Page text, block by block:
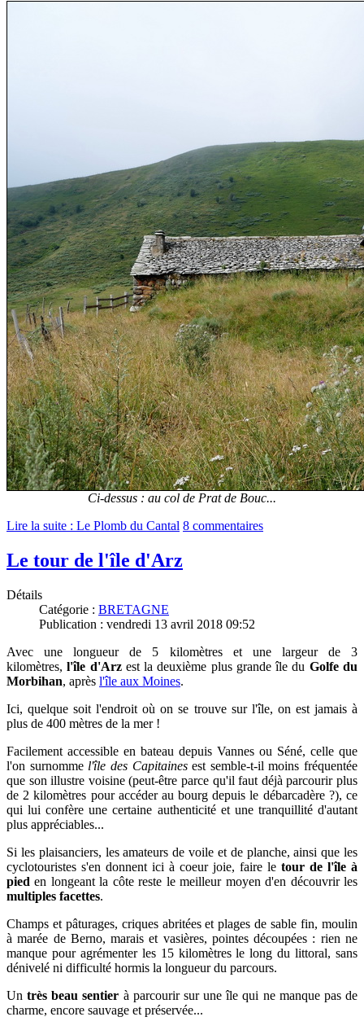
Ci-dessus : au col de Prat de Bouc...
Lire la suite : Le Plomb du Cantal 8 commentaires
Le tour de l'île d'Arz
Détails
Catégorie : BRETAGNE
Publication : vendredi 13 avril 2018 09:52
Avec une longueur de 5 kilomètres et une largeur de 3
kilomètres,l'île d'Arzest la deuxième plus grande île du Golfe du
Morbihan, après l'île aux Moines.
Ici, quelque soit l'endroit où on se trouve sur l'île, on est jamais à
plus de 400 mètres de la mer !
Facilement accessible en bateau depuis Vannes ou Séné, celle que
l'on surnomme l'île des Capitainesest semble-t-il moins fréquentée
que son illustre voisine (peut-être parce qu'il faut déjà parcourir plus
de 2 kilomètres pour accéder au bourg depuis le débarcadère ?), ce
qui lui confère une certaine authenticité et une tranquillité d'autant
plus appréciables...
Si les plaisanciers, les amateurs de voile et de planche, ainsi que les
cyclotouristes s'en donnent ici à coeur joie, faire le tour de l'île à
pied en longeant la côte reste le meilleur moyen d'en découvrir les
multiples facettes.
Champs et pâturages, criques abritées et plages de sable fin, moulin
à marée de Berno, marais et vasières, pointes découpées : rien ne
manque pour agrémenter les 15 kilomètres le long du littoral, sans
dénivelé ni difficulté hormis la longueur du parcours.
Untrès beau sentier à parcourir sur une île qui ne manque pas de
charme, encore sauvage et préservée...